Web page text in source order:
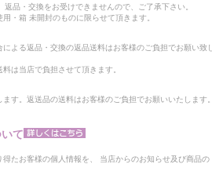
品・交換をお受けできませんので、ご了承下さい。
・箱 未開封のものに限らせて頂きます。
よる返品・交換の返品送料はお客様のご負担でお願い致し
は当店で負担させて頂きます。
す。返送品の送料はお客様のご負担でお願いいたします。
て
たお客様の個人情報を、 当店からのお知らせ及び商品の